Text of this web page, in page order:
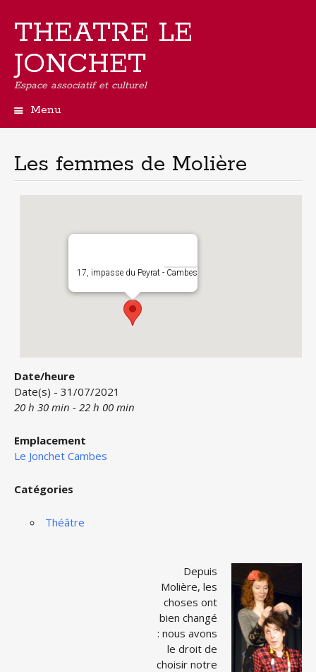
THEATRE LE
JONCHET
Espace associatif et culturel
Menu
principal
Les femmes de Molière
17, impasse du Peyrat - Cambes
Date/heure
Date(s) - 31/07/2021
20 h 30 min - 22 h 00 min
Emplacement
Le Jonchet Cambes
Catégories
Théâtre
Depuis
Molière, les
choses ont
bien changé
: nous avons
le droit de
choisir notre